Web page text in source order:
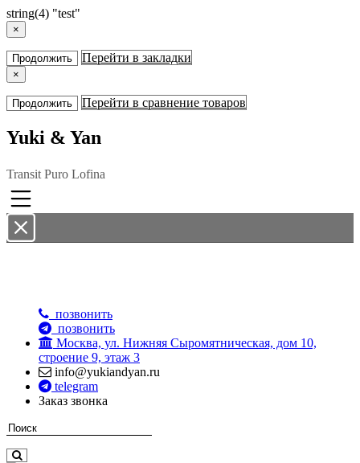
string(4) "test"
×
Продолжить Перейти в закладки
×
Продолжить Перейти в сравнение товаров
Yuki & Yan
Transit Puro Lofina
позвонить
позвонить
Москва, ул. Нижняя Сыромятническая, дом 10,
строение 9, этаж 3
info@yukiandyan.ru
telegram
Заказ звонка